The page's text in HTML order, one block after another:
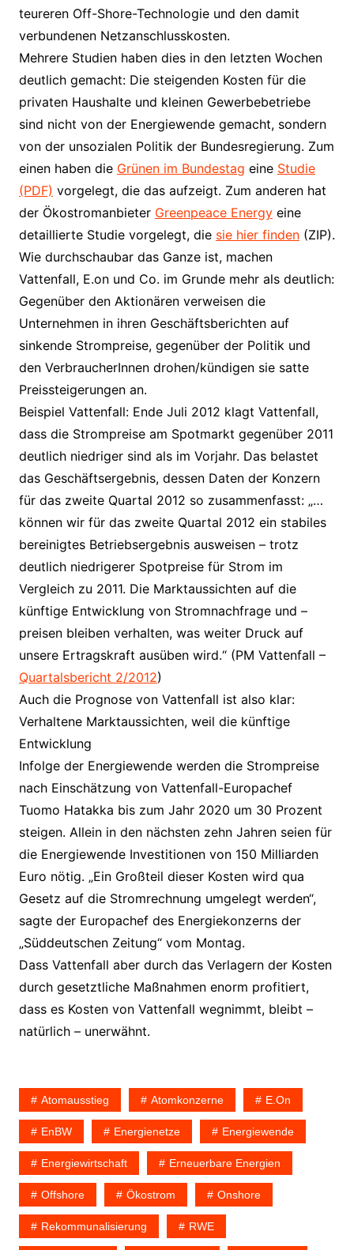
teureren Off-Shore-Technologie und den damit
verbundenen Netzanschlusskosten.
Mehrere Studien haben dies in den letzten Wochen
deutlich gemacht: Die steigenden Kosten für die
privaten Haushalte und kleinen Gewerbebetriebe
sind nicht von der Energiewende gemacht, sondern
von der unsozialen Politik der Bundesregierung. Zum
einen haben die Grünen im Bundestag eine Studie
(PDF) vorgelegt, die das aufzeigt. Zum anderen hat
der Ökostromanbieter Greenpeace Energyeine
detaillierte Studie vorgelegt, die sie hier finden(ZIP).
Wie durchschaubar das Ganze ist, machen
Vattenfall, E.on und Co. im Grunde mehr als deutlich:
Gegenüber den Aktionären verweisen die
Unternehmen in ihren Geschäftsberichten auf
sinkende Strompreise, gegenüber der Politik und
den VerbraucherInnen drohen/kündigen sie satte
Preissteigerungen an.
Beispiel Vattenfall: Ende Juli 2012 klagt Vattenfall,
dass die Strompreise am Spotmarkt gegenüber 2011
deutlich niedriger sind als im Vorjahr. Das belastet
das Geschäftsergebnis, dessen Daten der Konzern
für das zweite Quartal 2012 so zusammenfasst: „…
können wir für das zweite Quartal 2012 ein stabiles
bereinigtes Betriebsergebnis ausweisen – trotz
deutlich niedrigerer Spotpreise für Strom im
Vergleich zu 2011. Die Marktaussichten auf die
künftige Entwicklung von Stromnachfrage und –
preisen bleiben verhalten, was weiter Druck auf
unsere Ertragskraft ausüben wird.“ (PM Vattenfall –
Quartalsbericht 2/2012)
Auch die Prognose von Vattenfall ist also klar:
Verhaltene Marktaussichten, weil die künftige
Entwicklung
Infolge der Energiewende werden die Strompreise
nach Einschätzung von Vattenfall-Europachef
Tuomo Hatakka bis zum Jahr 2020 um 30 Prozent
steigen. Allein in den nächsten zehn Jahren seien für
die Energiewende Investitionen von 150 Milliarden
Euro nötig. „Ein Großteil dieser Kosten wird qua
Gesetz auf die Stromrechnung umgelegt werden“,
sagte der Europachef des Energiekonzerns der
„Süddeutschen Zeitung“ vom Montag.
Dass Vattenfall aber durch das Verlagern der Kosten
durch gesetztliche Maßnahmen enorm profitiert,
dass es Kosten von Vattenfall wegnimmt, bleibt –
natürlich – unerwähnt.
Atomausstieg Atomkonzerne E.on
EnBW Energienetze Energiewende
Energiewirtschaft Erneuerbare Energien
Offshore Ökostrom Onshore
Rekommunalisierung RWE